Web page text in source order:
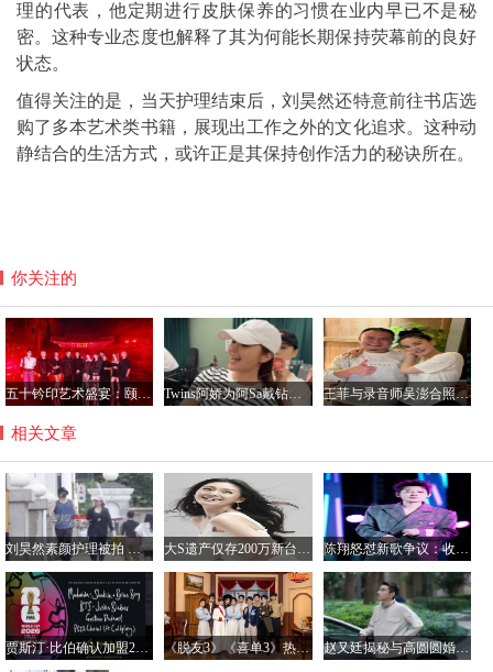
理的代表，他定期进行皮肤保养的习惯在业内早已不是秘
密。这种专业态度也解释了其为何能长期保持荧幕前的良好
状态。
值得关注的是，当天护理结束后，刘昊然还特意前往书店选
购了多本艺术类书籍，展现出工作之外的文化追求。这种动
静结合的生活方式，或许正是其保持创作活力的秘诀所在。
你关注的
五十钤印艺术盛宴：颐和园星光璀璨，群星共铸艺术新篇章 Twins阿娇为阿Sa戴钻石项链，阿Sa宣布结婚感情稳定 王菲与录音师吴澎合照曝光，56岁状态惊艳引热议
相关文章
刘昊然素颜护理被拍 背心造型展现健康阳光形象 大S遗产仅存200万新台币 台北豪宅房贷持续由汪小菲承担 陈翔怒怼新歌争议：收钱诋毁者终将难逃报应
贾斯汀·比伯确认加盟2026世界杯决赛中场秀 巨星云集引期待 《脱友3》《喜单3》热播背后，喜综市场是否仅容得下“喜剧三强”？ 赵又廷揭秘与高圆圆婚姻保鲜秘诀：家庭至上，默契配合